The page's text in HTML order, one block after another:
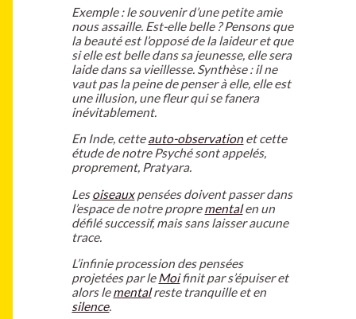
Exemple : le souvenir d’une petite amie
nous assaille. Est-elle belle ? Pensons que
la beauté est l’opposé de la laideur et que
si elle est belle dans sa jeunesse, elle sera
laide dans sa vieillesse. Synthèse : il ne
vaut pas la peine de penser à elle, elle est
une illusion, une fleur qui se fanera
inévitablement.
En Inde, cetteauto-observation et cette
étude de notre Psyché sont appelés,
proprement, Pratyara.
Lesoiseauxpensées doivent passer dans
l’espace de notre proprementalen un
défilé successif, mais sans laisser aucune
trace.
L’infinie procession des pensées
projetées par leMoifinit par s’épuiser et
alors lementalreste tranquille et en
silence.